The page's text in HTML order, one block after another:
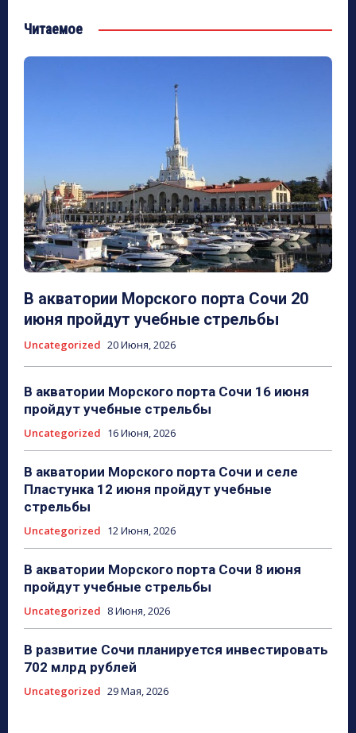
Читаемое
В акватории Морского порта Сочи 20
июня пройдут учебные стрельбы
Uncategorized 20 Июня, 2026
В акватории Морского порта Сочи 16 июня
пройдут учебные стрельбы
Uncategorized 16 Июня, 2026
В акватории Морского порта Сочи и селе
Пластунка 12 июня пройдут учебные
стрельбы
Uncategorized 12 Июня, 2026
В акватории Морского порта Сочи 8 июня
пройдут учебные стрельбы
Uncategorized 8 Июня, 2026
В развитие Сочи планируется инвестировать
702 млрд рублей
Uncategorized 29 Мая, 2026